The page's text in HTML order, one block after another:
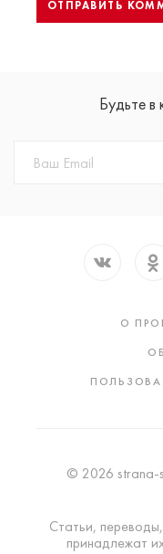
Будьте в
О
© 2026 strana-
Статьи,
принадлежат